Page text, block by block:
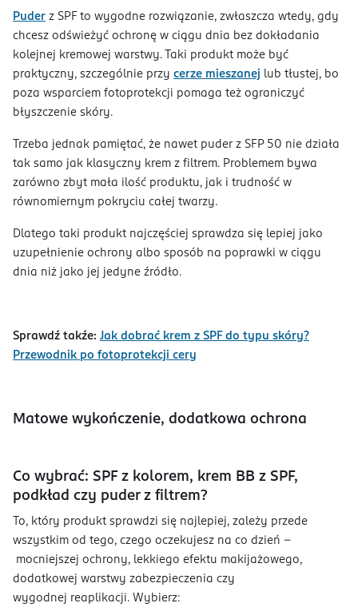
Puder z SPF to wygodne rozwiązanie, zwłaszcza wtedy, gdy
chcesz odświeżyć ochronę w ciągu dnia bez dokładania
kolejnej kremowej warstwy. Taki produkt może być
praktyczny, szczególnie przy cerze mieszanej lub tłustej, bo
poza wsparciem fotoprotekcji pomaga też ograniczyć
błyszczenie skóry.
Trzeba jednak pamiętać, że nawet puder z SFP 50 nie działa
tak samo jak klasyczny krem z filtrem. Problemem bywa
zarówno zbyt mała ilość produktu, jak i trudność w
równomiernym pokryciu całej twarzy.
Dlatego taki produkt najczęściej sprawdza się lepiej jako
uzupełnienie ochrony albo sposób na poprawki w ciągu
dnia niż jako jej jedyne źródło.
Sprawdź takźe: Jak dobrać krem z SPF do typu skóry?
Przewodnik po fotoprotekcji cery
Matowe wykończenie, dodatkowa ochrona
Co wybrać: SPF z kolorem, krem BB z SPF,
podkład czy puder z filtrem?
To, który produkt sprawdzi się najlepiej, zależy przede
wszystkim od tego, czego oczekujesz na co dzień –
mocniejszej ochrony, lekkiego efektu makijażowego,
dodatkowej warstwy zabezpieczenia czy
wygodnej reaplikacji. Wybierz: